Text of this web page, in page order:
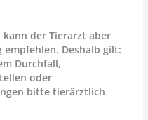
kann der Tierarzt aber
Deshalb gilt:
Durchfall,
oder
bitte tierärztlich